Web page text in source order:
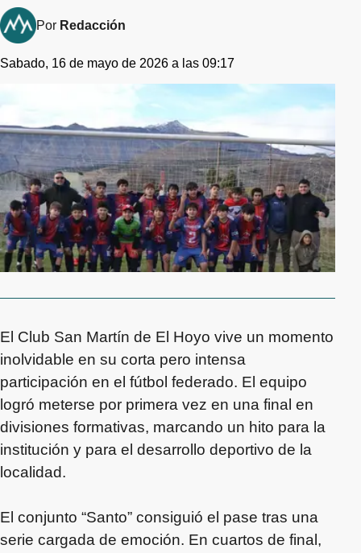
Por Redacción
Sabado, 16 de mayo de 2026 a las 09:17
El Club San Martín de El Hoyo vive un momento
inolvidable en su corta pero intensa
participación en el fútbol federado. El equipo
logró meterse por primera vez en una final en
divisiones formativas, marcando un hito para la
institución y para el desarrollo deportivo de la
localidad.
El conjunto “Santo” consiguió el pase tras una
serie cargada de emoción. En cuartos de final,